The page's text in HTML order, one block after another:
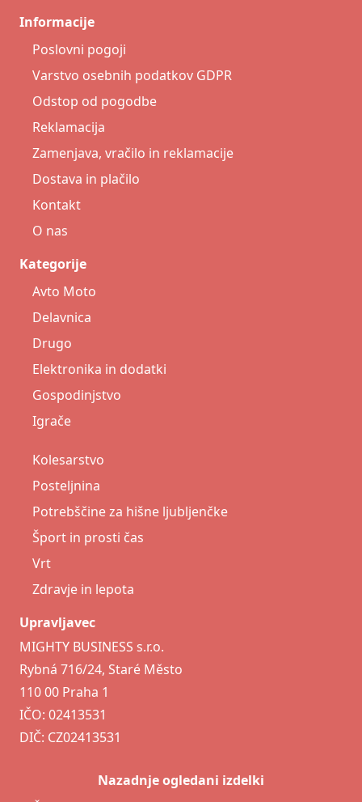
Informacije
Poslovni pogoji
Varstvo osebnih podatkov GDPR
Odstop od pogodbe
Reklamacija
Zamenjava, vračilo in reklamacije
Dostava in plačilo
Kontakt
O nas
Kategorije
Avto Moto
Delavnica
Drugo
Elektronika in dodatki
Gospodinjstvo
Igrače
Kolesarstvo
Posteljnina
Potrebščine za hišne ljubljenčke
Šport in prosti čas
Vrt
Zdravje in lepota
Upravljavec
MIGHTY BUSINESS s.r.o.
Rybná 716/24, Staré Město
110 00 Praha 1
IČO: 02413531
DIČ: CZ02413531
Nazadnje ogledani izdelki